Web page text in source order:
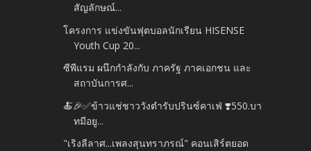
สัญลักษณ์...
โครงการ แข่งขันฟุตบอลนักเรียน HISENSE
Youth Cup 20...
ซีพีแรม ผนึกกำลังกับ ภาครัฐ ภาคเอกชน และ
สถาบันการศ...
🍝🎉✅️ข้าวแช่ชาววังตำรับปรินซ์คาเฟ่ ❣️550.บา
ทมีอยู...
"เริงลีลาศ...เพลงสุนทราภรณ์" คอนเสิร์ตยอด